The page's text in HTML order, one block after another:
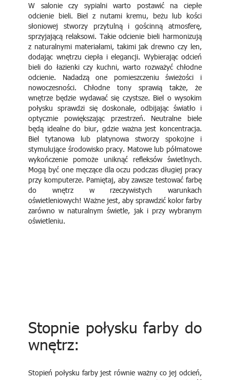
W salonie czy sypialni warto postawić na ciepłe
odcienie bieli. Biel z nutami kremu, beżu lub kości
słoniowej stworzy przytulną i gościnną atmosferę,
sprzyjającą relaksowi. Takie odcienie bieli harmonizują
z naturalnymi materiałami, takimi jak drewno czy len,
dodając wnętrzu ciepła i elegancji. Wybierając odcień
bieli do łazienki czy kuchni, warto rozważyć chłodne
odcienie. Nadadzą one pomieszczeniu świeżości i
nowoczesności. Chłodne tony sprawią także, że
wnętrze będzie wydawać się czystsze. Biel o wysokim
połysku sprawdzi się doskonale, odbijając światło i
optycznie powiększając przestrzeń. Neutralne biele
będą idealne do biur, gdzie ważna jest koncentracja.
Biel tytanowa lub platynowa stworzy spokojne i
stymulujące środowisko pracy. Matowe lub półmatowe
wykończenie pomoże uniknąć refleksów świetlnych.
Mogą być one męczące dla oczu podczas długiej pracy
przy komputerze. Pamiętaj, aby zawsze testować farbę
do wnętrz w rzeczywistych warunkach
oświetleniowych! Ważne jest, aby sprawdzić kolor farby
zarówno w naturalnym świetle, jak i przy wybranym
oświetleniu.
Stopnie połysku farby do
wnętrz:
Stopień połysku farby jest równie ważny co jej odcień,